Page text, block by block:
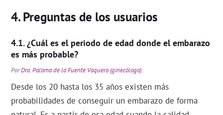
Preguntas de los usuarios
¿Cuál es el periodo de edad donde el embarazo
es más probable?
PorDra. Paloma de la Fuente Vaquero (ginecóloga).
Desde los 20 hasta los 35 años existen más
probabilidades de conseguir un embarazo de forma